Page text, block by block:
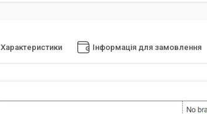
Характеристики Інформація для замовлення